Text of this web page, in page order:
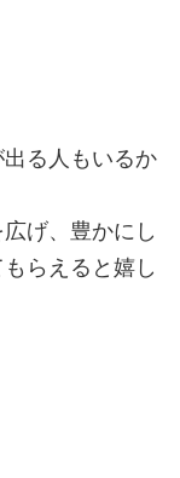
出る人もいるか
げ、豊かにし
らえると嬉し